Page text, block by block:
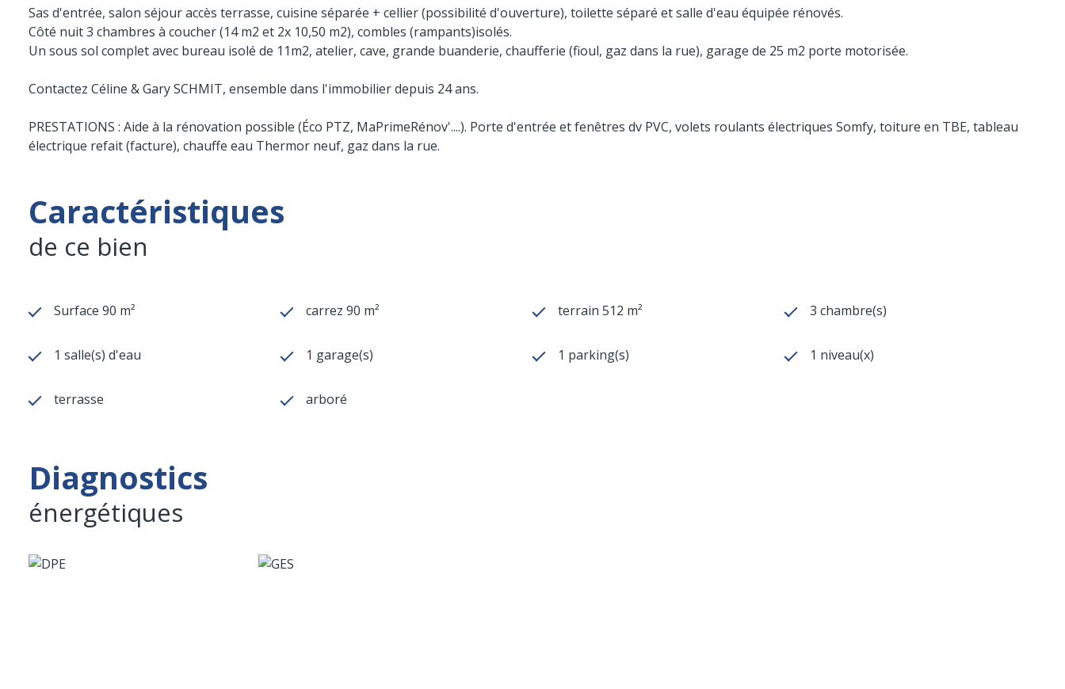
Sas d'entrée, salon séjour accès terrasse, cuisine séparée + cellier (possibilité d'ouverture), toilette séparé et salle d'eau équipée rénovés.
Côté nuit 3 chambres à coucher (14 m2 et 2x 10,50 m2), combles (rampants)isolés.
Un sous sol complet avec bureau isolé de 11m2, atelier, cave, grande buanderie, chaufferie (fioul, gaz dans la rue), garage de 25 m2 porte motorisée.
Contactez Céline & Gary SCHMIT, ensemble dans l'immobilier depuis 24 ans.
PRESTATIONS : Aide à la rénovation possible (Éco PTZ, MaPrimeRénov'....). Porte d'entrée et fenêtres dv PVC, volets roulants électriques Somfy, toiture en TBE, tableau
électrique refait (facture), chauffe eau Thermor neuf, gaz dans la rue.
Caractéristiques
de ce bien
Surface 90 m² carrez 90 m² terrain 512 m² 3 chambre(s)
1 salle(s) d'eau 1 garage(s) 1 parking(s) 1 niveau(x)
terrasse arboré
Diagnostics
énergétiques